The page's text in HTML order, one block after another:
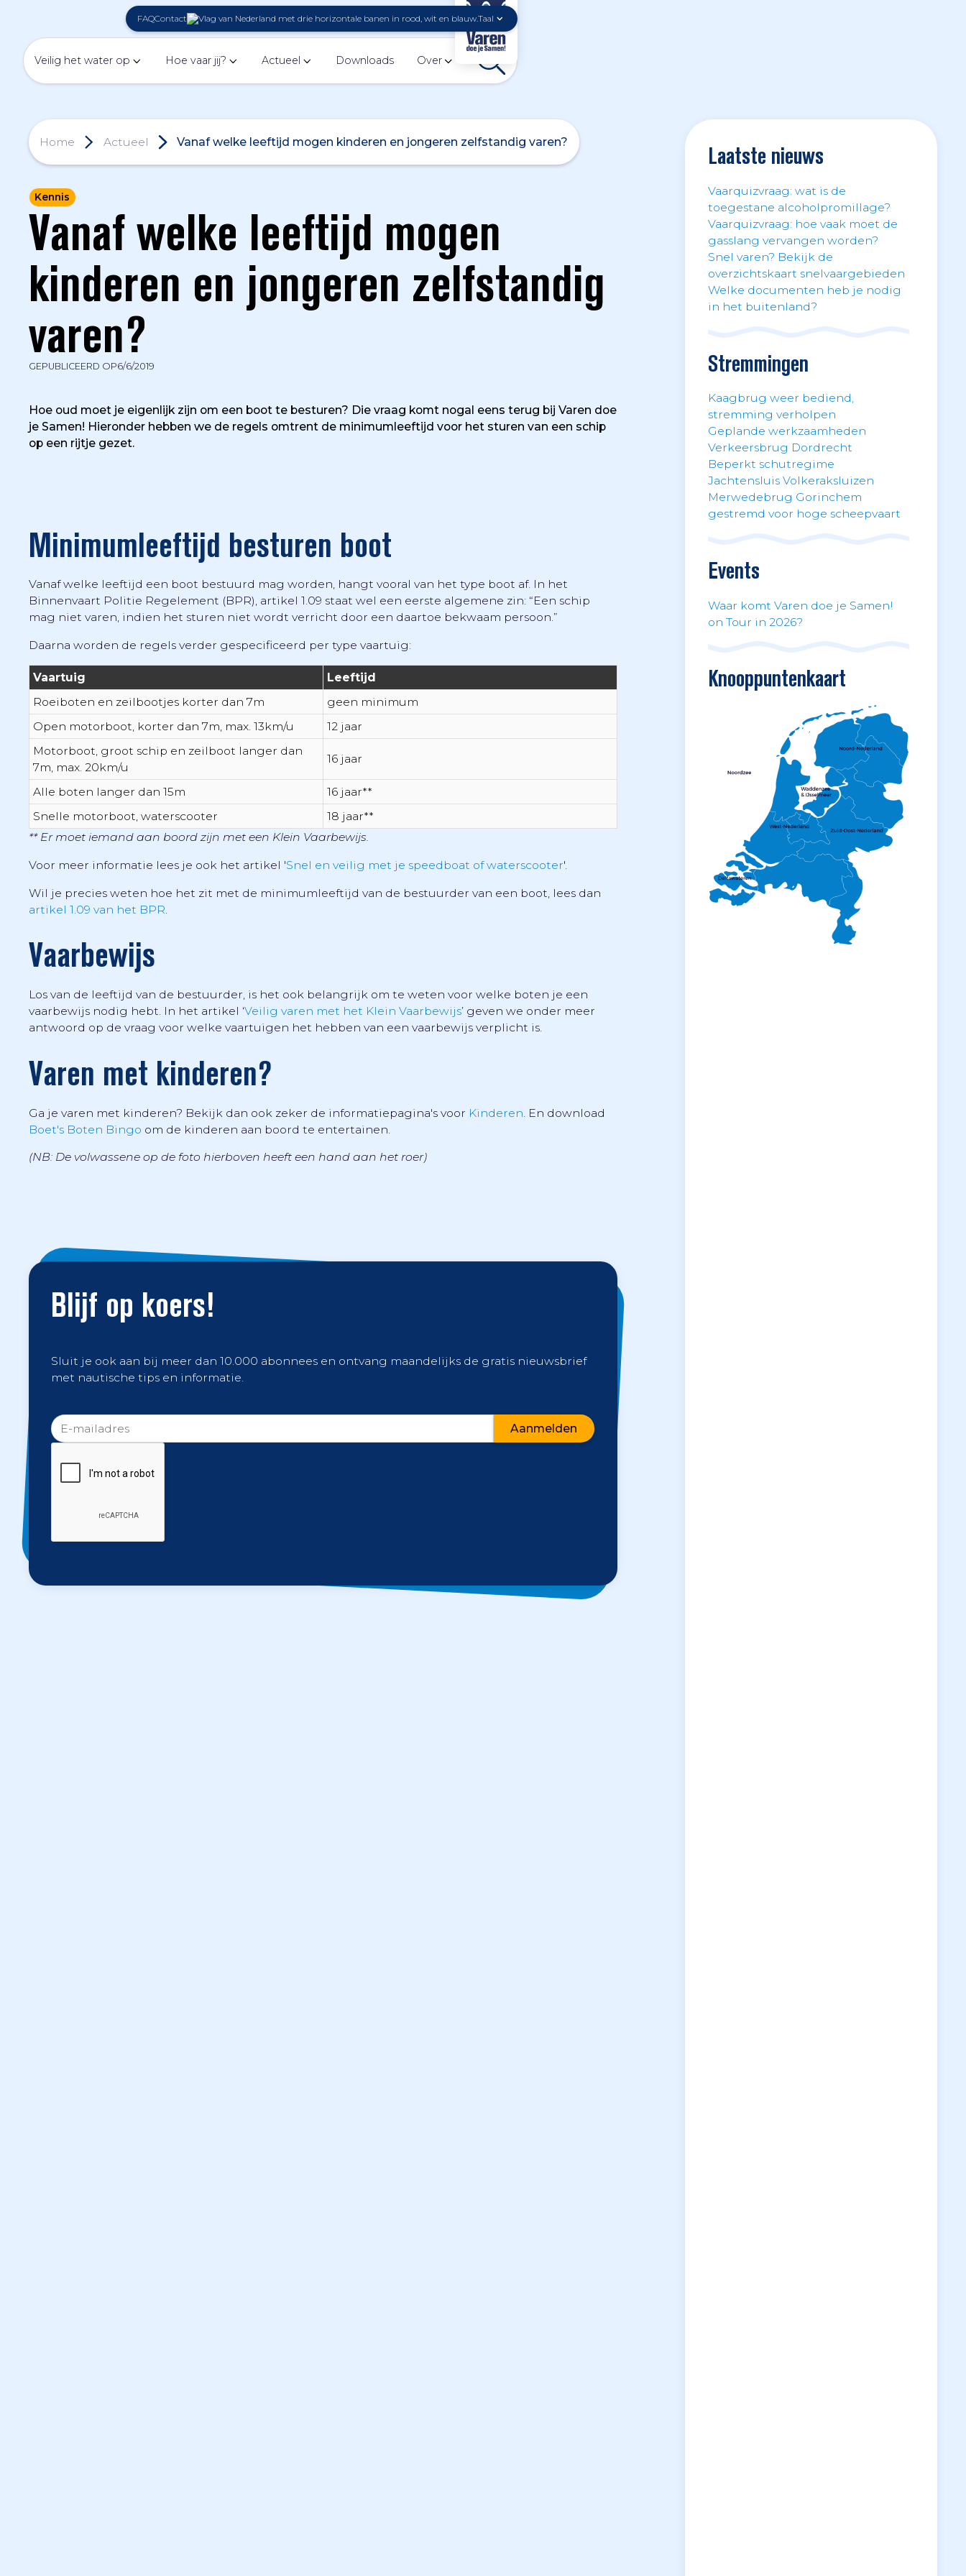
FAQContact Taal
Veilig het water op Hoe vaar jij? Actueel Downloads Over
Home Actueel Vanaf welke leeftijd mogen kinderen en jongeren zelfstandig varen?
Kennis
Vanaf welke leeftijd mogen
kinderen en jongeren zelfstandig
varen?
GEPUBLICEERD OP6/6/2019
Hoe oud moet je eigenlijk zijn om een boot te besturen? Die vraag komt nogal eens terug bij Varen doe
je Samen! Hieronder hebben we de regels omtrent de minimumleeftijd voor het sturen van een schip
op een rijtje gezet.
Minimumleeftijd besturen boot
Vanaf welke leeftijd een boot bestuurd mag worden, hangt vooral van het type boot af. In het
Binnenvaart Politie Regelement (BPR), artikel 1.09 staat wel een eerste algemene zin: “Een schip
mag niet varen, indien het sturen niet wordt verricht door een daartoe bekwaam persoon.”
Daarna worden de regels verder gespecificeerd per type vaartuig:
Vaartuig
Leeftijd
Roeiboten en zeilbootjes korter dan 7m
geen minimum
Open motorboot, korter dan 7m, max. 13km/u
12 jaar
Motorboot, groot schip en zeilboot langer dan
7m, max. 20km/u
16 jaar
Alle boten langer dan 15m
16 jaar**
Snelle motorboot, waterscooter
18 jaar**
** Er moet iemand aan boord zijn met een Klein Vaarbewijs.
Voor meer informatie lees je ook het artikel 'Snel en veilig met je speedboat of waterscooter'.
Wil je precies weten hoe het zit met de minimumleeftijd van de bestuurder van een boot, lees dan
artikel 1.09 van het BPR
Vaarbewijs
Los van de leeftijd van de bestuurder, is het ook belangrijk om te weten voor welke boten je een
vaarbewijs nodig hebt. In het artikel ‘Veilig varen met het Klein Vaarbewijs’ geven we onder meer
antwoord op de vraag voor welke vaartuigen het hebben van een vaarbewijs verplicht is.
Varen met kinderen?
Ga je varen met kinderen? Bekijk dan ook zeker de informatiepagina's voor Kinderen . En download
Boet's Boten Bingo om de kinderen aan boord te entertainen.
(NB: De volwassene op de foto hierboven heeft een hand aan het roer)
Blijf op koers!
Sluit je ook aan bij meer dan 10.000 abonnees en ontvang maandelijks de gratis nieuwsbrief
met nautische tips en informatie.
Laatste nieuws
Vaarquizvraag: wat is de
toegestane alcoholpromillage?
Vaarquizvraag: hoe vaak moet de
gasslang vervangen worden?
Snel varen? Bekijk de
overzichtskaart snelvaargebieden
Welke documenten heb je nodig
in het buitenland?
Stremmingen
Kaagbrug weer bediend,
stremming verholpen
Geplande werkzaamheden
Verkeersbrug Dordrecht
Beperkt schutregime
Jachtensluis Volkeraksluizen
Merwedebrug Gorinchem
gestremd voor hoge scheepvaart
Events
Waar komt Varen doe je Samen!
on Tour in 2026?
Knooppuntenkaart